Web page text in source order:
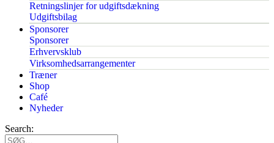
Retningslinjer for udgiftsdækning
Udgiftsbilag
Sponsorer
Sponsorer
Erhvervsklub
Virksomhedsarrangementer
Træner
Shop
Café
Nyheder
Search: